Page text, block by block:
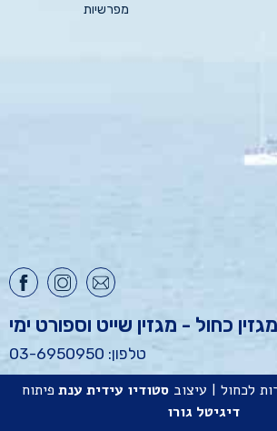
מפרשיות
מגזין כחול - מגזין שייט וספורט ימי
טלפון: 03-6950950
לכחול | עיצוב סטודיו עידית ענת פיתוח
דיגיטל גורו